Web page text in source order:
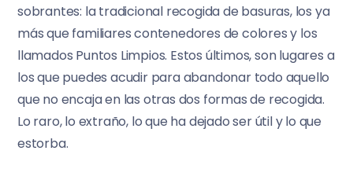
sobrantes: la tradicional recogida de basuras, los ya
más que familiares contenedores de colores y los
llamados Puntos Limpios. Estos últimos, son lugares a
los que puedes acudir para abandonar todo aquello
que no encaja en las otras dos formas de recogida.
Lo raro, lo extraño, lo que ha dejado ser útil y lo que
estorba.